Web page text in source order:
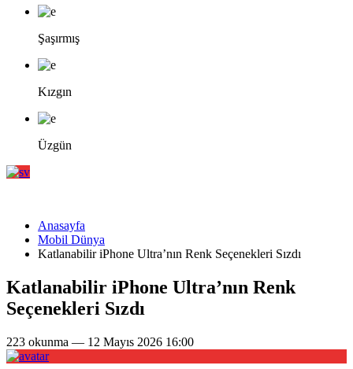
Şaşırmış
Kızgın
Üzgün
Anasayfa
Mobil Dünya
Katlanabilir iPhone Ultra’nın Renk Seçenekleri Sızdı
Katlanabilir iPhone Ultra’nın Renk
Seçenekleri Sızdı
223 okunma — 12 Mayıs 2026 16:00